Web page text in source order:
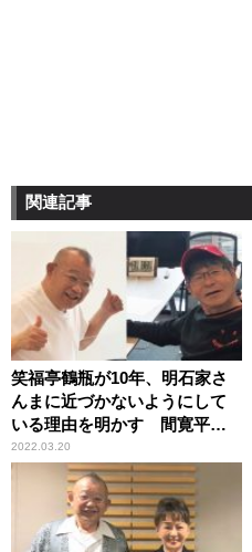
関連記事
笑福亭鶴瓶が10年、明石家さ
んまに近づかないようにして
いる理由を明かす 間寛平も
理解
2022.03.20